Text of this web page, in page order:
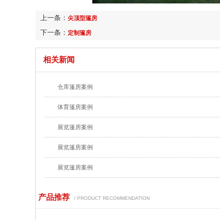
上一条： 尖顶型篷房
下一条： 定制篷房
相关新闻
仓库篷房案例
体育篷房案例
展览篷房案例
展览篷房案例
展览篷房案例
产品推荐 / PRODUCT RECOMMENDATION